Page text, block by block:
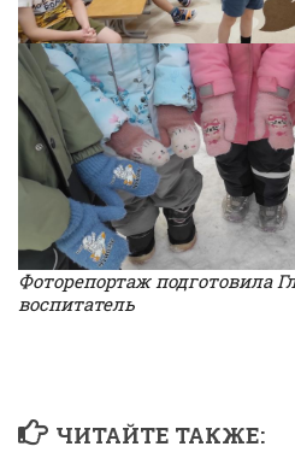
Фоторепортаж подготовила
воспитатель
ЧИТАЙТЕ ТАКЖЕ: